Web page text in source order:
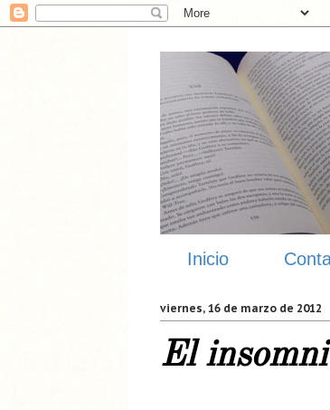
Inicio
viernes, 16 de marzo de 2012
El